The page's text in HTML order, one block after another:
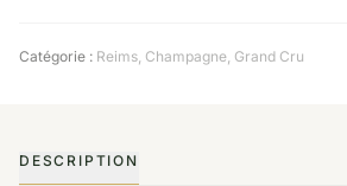
Catégorie : Reims, Champagne, Grand Cru
DESCRIPTION